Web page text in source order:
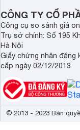
Vali kéo cao cấp
Vali kéo cao
siêu nhẹ tối ưu
CÔNG TY CỔ
Công cụ so sánh giá
Trụ sở chính: Số 195
Hà Nội
Giấy chứng nhận đăng
cấp ngày 02/12/2013
© 2013 - 2023 Bản